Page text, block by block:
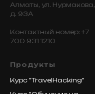
Алматы, ул. Нурмакова,
д. 93А
Контактный номер: +7
700 931 1210
Продукты
Курс "TravelHacking"